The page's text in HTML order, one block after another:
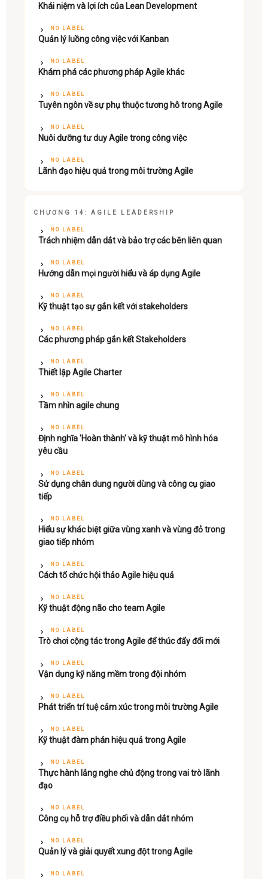
Khái niệm và lợi ích của Lean Development
NO LABEL
Quản lý luồng công việc với Kanban
NO LABEL
Khám phá các phương pháp Agile khác
NO LABEL
Tuyên ngôn về sự phụ thuộc tương hỗ trong Agile
NO LABEL
Nuôi dưỡng tư duy Agile trong công việc
NO LABEL
Lãnh đạo hiệu quả trong môi trường Agile
CHƯƠNG 14: AGILE LEADERSHIP
NO LABEL
Trách nhiệm dẫn dắt và bảo trợ các bên liên quan
NO LABEL
Hướng dẫn mọi người hiểu và áp dụng Agile
NO LABEL
Kỹ thuật tạo sự gắn kết với stakeholders
NO LABEL
Các phương pháp gắn kết Stakeholders
NO LABEL
Thiết lập Agile Charter
NO LABEL
Tầm nhìn agile chung
NO LABEL
Định nghĩa 'Hoàn thành' và kỹ thuật mô hình hóa
yêu cầu
NO LABEL
Sử dụng chân dung người dùng và công cụ giao
tiếp
NO LABEL
Hiểu sự khác biệt giữa vùng xanh và vùng đỏ trong
giao tiếp nhóm
NO LABEL
Cách tổ chức hội thảo Agile hiệu quả
NO LABEL
Kỹ thuật động não cho team Agile
NO LABEL
Trò chơi cộng tác trong Agile để thúc đẩy đổi mới
NO LABEL
Vận dụng kỹ năng mềm trong đội nhóm
NO LABEL
Phát triển trí tuệ cảm xúc trong môi trường Agile
NO LABEL
Kỹ thuật đàm phán hiệu quả trong Agile
NO LABEL
Thực hành lắng nghe chủ động trong vai trò lãnh
đạo
NO LABEL
Công cụ hỗ trợ điều phối và dẫn dắt nhóm
NO LABEL
Quản lý và giải quyết xung đột trong Agile
NO LABEL